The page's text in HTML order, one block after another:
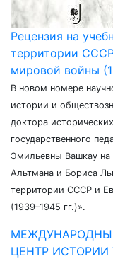
Рецензия на
территории
мировой войны
В новом номере
истории и
доктора
государственного
Эмильевны Вашкау на
Альтмана и Бориса
территории СССР и
(1939–1945 гг.)».
ЦЕНТР